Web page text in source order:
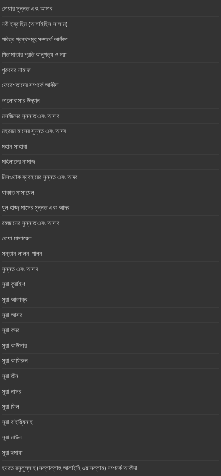
দোয়ার সুন্নত এবং আদাব
নবী ইব্রাহিম (আলাইহিস সালাম)
পবিত্র গ্রন্থসমূহ সম্পর্কে আকীদা
পিতামাতার প্রতি আনুগত্য ও ‎দয়া
পুরুষের নামাজ
ফেরেশতাদের সম্পর্কে আকীদা
ভালোবাসার ‎উদ্যান
মসজিদের সুন্নাত এবং আদাব
মহররম মাসের সুন্নত এবং আদব
মহান সাহাবা
মহিলাদের নামাজ
মিসওয়াক ব্যবহারের সুন্নত এবং আদব
যাকাত মাসায়েল
যুল হাজ্জ্ মাসের সুন্নত এবং আদব
রমজানের সুন্নাত এবং আদাব
রোযা মাসায়েল
সন্তান লালন-পালন
সুন্নত এবং আদাব
সুরা কূরাইশ
সূরা আলাক্ব
সূরা কদর
সূরা কাউসার
সূরা কাফিরুন
সূরা তীন
সূরা নাসর
সূরা ফিল
সূরা বাইয়্যিনাহ
সূরা হুমাযা
হযরত রসুলুল্লাহ (সল্লাল্লাহু আলাইহি ওয়াসল্লাম) সম্পর্কে আকীদা